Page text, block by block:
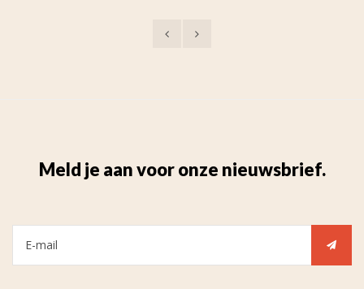
Meld je aan voor onze nieuwsbrief.